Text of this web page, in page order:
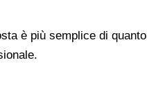
è più semplice di quanto